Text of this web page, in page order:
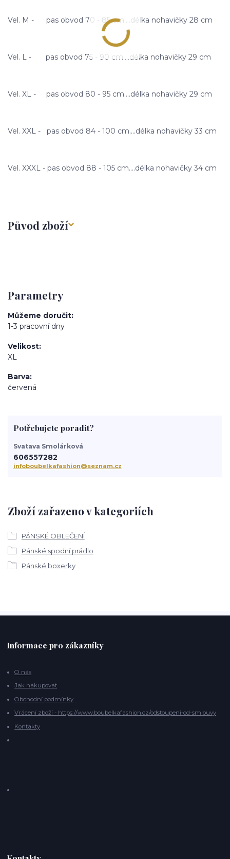
Vel. M - pas obvod 70 - 85 cm....délka nohavičky 28 cm
Vel. L - pas obvod 75 - 90 cm....délka nohavičky 29 cm
Vel. XL - pas obvod 80 - 95 cm....délka nohavičky 29 cm
Vel. XXL - pas obvod 84 - 100 cm....délka nohavičky 33 cm
Vel. XXXL - pas obvod 88 - 105 cm....délka nohavičky 34 cm
Původ zboží
Parametry
Můžeme doručit
1-3 pracovní dny
Velikost
XL
Barva
červená
Zboží zařazeno v kategoriích
PÁNSKÉ OBLEČENÍ
Pánské spodní prádlo
Pánské boxerky
Potřebujete poradit?
Svatava Smolárková
606557282
infoboubelkafashion@seznam.cz
Informace pro zákazníky
O nás
Jak nakupovat
Obchodní podmínky
Vrácení zboží - https://www.boubelkafashion.cz/odstoupeni-od-smlouvy
Kontakty